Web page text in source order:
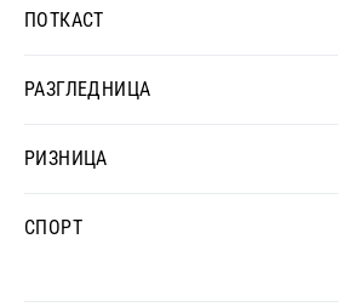
ПОТКАСТ
РАЗГЛЕДНИЦА
РИЗНИЦА
СПОРТ